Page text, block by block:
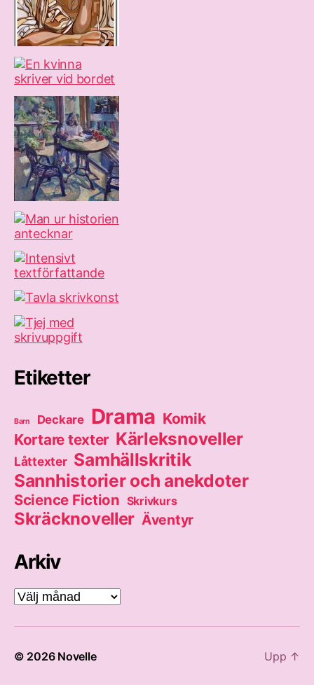
Etiketter
Barn Deckare Drama Komik
Kortare texter Kärleksnoveller
Låttexter Samhällskritik
Sannhistorier och anekdoter
Science Fiction Skrivkurs
Skräcknoveller Äventyr
Arkiv
Arkiv
© 2026 Novelle Upp ↑